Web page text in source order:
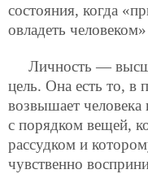
состояния, когда
овладеть человеком»
Личность —
цель. Она есть то, в
возвышает человека
с порядком вещей,
рассудком и
чувственно